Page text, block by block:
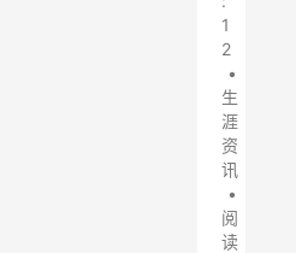
1
2
•
生
涯
资
讯
•
阅
读